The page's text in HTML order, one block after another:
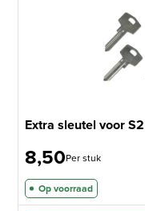
Extra sleutel voor
8,50Per stuk
Op voorraad